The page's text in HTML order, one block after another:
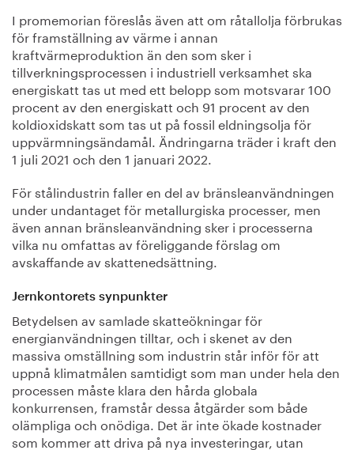
I promemorian föreslås även att om råtallolja förbrukas
för framställning av värme i annan
kraftvärmeproduktion än den som sker i
tillverkningsprocessen i industriell verksamhet ska
energiskatt tas ut med ett belopp som motsvarar 100
procent av den energiskatt och 91 procent av den
koldioxidskatt som tas ut på fossil eldningsolja för
uppvärmningsändamål. Ändringarna träder i kraft den
1 juli 2021 och den 1 januari 2022.
För stålindustrin faller en del av bränsleanvändningen
under undantaget för metallurgiska processer, men
även annan bränsleanvändning sker i processerna
vilka nu omfattas av föreliggande förslag om
avskaffande av skattenedsättning.
Jernkontorets synpunkter
Betydelsen av samlade skatteökningar för
energianvändningen tilltar, och i skenet av den
massiva omställning som industrin står inför för att
uppnå klimatmålen samtidigt som man under hela den
processen måste klara den hårda globala
konkurrensen, framstår dessa åtgärder som både
olämpliga och onödiga. Det är inte ökade kostnader
som kommer att driva på nya investeringar, utan